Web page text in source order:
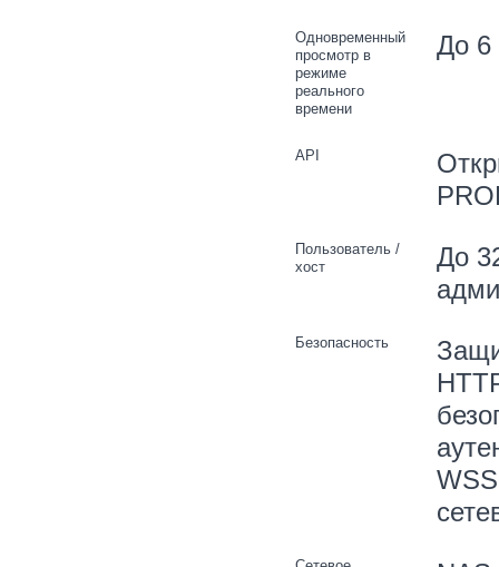
Одновременный
просмотр в
режиме
реального
времени
До 6
API
Пользователь /
хост
До
Безопасность